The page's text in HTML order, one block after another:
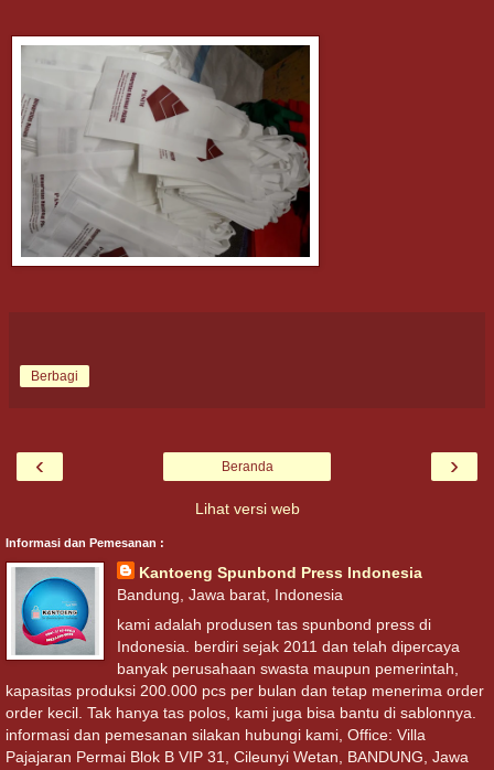
Berbagi
‹ ›
Beranda
Lihat versi web
Informasi dan Pemesanan :
Kantoeng Spunbond Press Indonesia
Bandung, Jawa barat, Indonesia
kami adalah produsen tas spunbond press di
Indonesia. berdiri sejak 2011 dan telah dipercaya
banyak perusahaan swasta maupun pemerintah,
kapasitas produksi 200.000 pcs per bulan dan tetap menerima order
order kecil. Tak hanya tas polos, kami juga bisa bantu di sablonnya.
informasi dan pemesanan silakan hubungi kami, Office: Villa
Pajajaran Permai Blok B VIP 31, Cileunyi Wetan, BANDUNG, Jawa